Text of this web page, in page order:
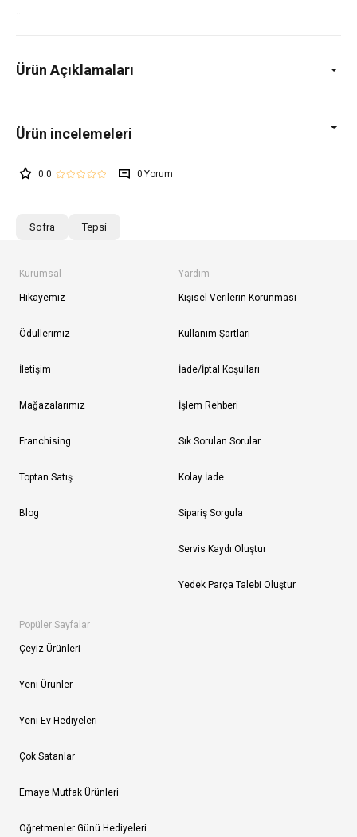
Ürün Açıklamaları
0.0 0
Sofra Tepsi
Kurumsal
Hikayemiz
Ödüllerimiz
İletişim
Mağazalarımız
Franchising
Toptan Satış
Blog
Yardım
Kişisel Verilerin Korunması
Kullanım Şartları
İade/İptal Koşulları
İşlem Rehberi
Sık Sorulan Sorular
Kolay İade
Sipariş Sorgula
Servis Kaydı Oluştur
Yedek Parça Talebi Oluştur
Popüler Sayfalar
Çeyiz Ürünleri
Yeni Ürünler
Yeni Ev Hediyeleri
Çok Satanlar
Emaye Mutfak Ürünleri
Öğretmenler Günü Hediyeleri